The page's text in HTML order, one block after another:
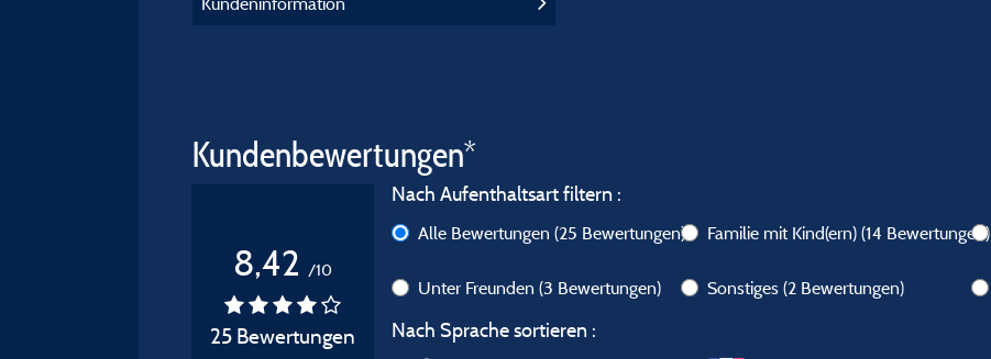
Kundenbewertungen*
8,42 /10
25 Bewertungen
Nach Aufenthaltsart filtern :
Alle Bewertungen (25 Bewertungen) Familie mit Kind(ern)(14 Bewertungen)
Unter Freunden (3 Bewertungen) Sonstiges(2 Bewertungen)
Nach Sprache sortieren :